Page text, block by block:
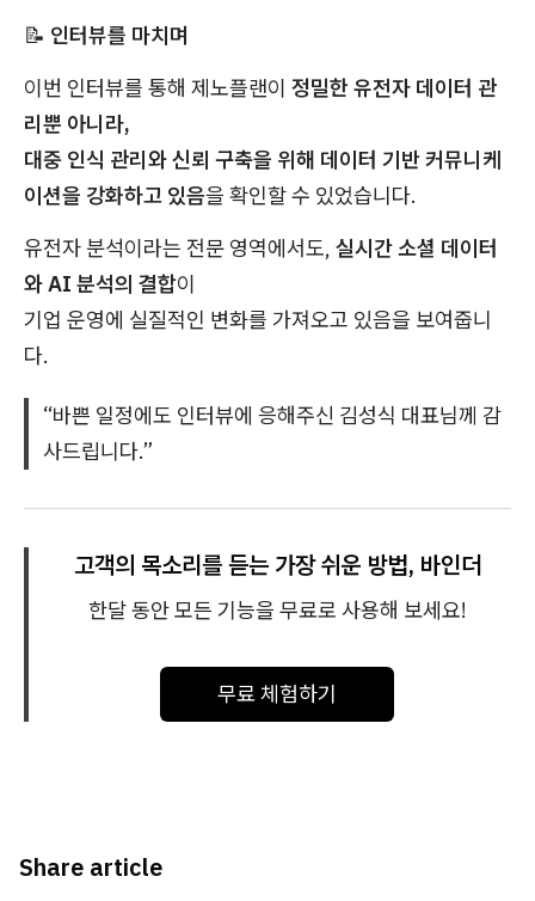
📝 인터뷰를 마치며
이번 인터뷰를 통해 제노플랜이 정밀한 유전자 데이터 관
리뿐 아니라,
대중 인식 관리와 신뢰 구축을 위해 데이터 기반 커뮤니케
이션을 강화하고 있음을 확인할 수 있었습니다.
유전자 분석이라는 전문 영역에서도, 실시간 소셜 데이터
와 AI 분석의 결합이
기업 운영에 실질적인 변화를 가져오고 있음을 보여줍니
다.
“바쁜 일정에도 인터뷰에 응해주신 김성식 대표님께 감
사드립니다.”
고객의 목소리를 듣는 가장 쉬운 방법, 바인더
한달 동안 모든 기능을 무료로 사용해 보세요!
무료 체험하기
Share article